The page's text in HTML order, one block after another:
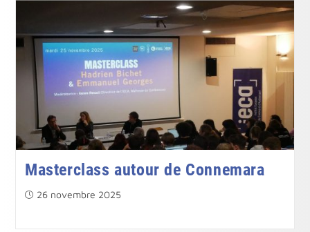
Masterclass autour de Connemara
Publication
26 novembre 2025